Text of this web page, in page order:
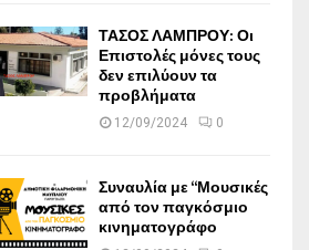
ΤΑΣΟΣ ΛΑΜΠΡΟΥ: Οι
Επιστολές μόνες τους
δεν επιλύουν τα
προβλήματα
12/09/2024 0
Συναυλία με “Μουσικές
από τον παγκόσμιο
κινηματογράφο